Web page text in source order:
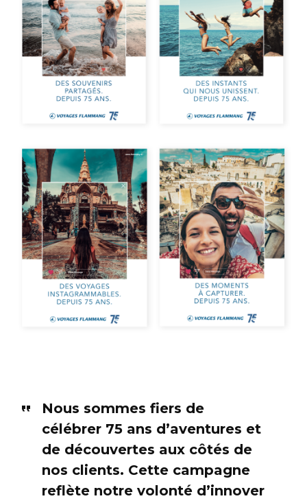
Nous sommes fiers de
célébrer 75 ans d’aventures et
de découvertes aux côtés de
nos clients. Cette campagne
reflète notre volonté d’innover